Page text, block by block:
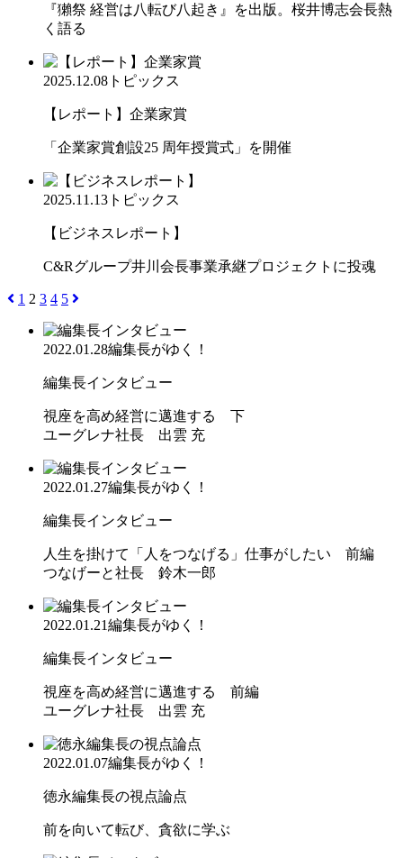
『獺祭 経営は八転び八起き』を出版。桜井博志会長熱
く語る
2025.12.08 トピックス
【レポート】企業家賞
「企業家賞創設25 周年授賞式」を開催
2025.11.13 トピックス
【ビジネスレポート】
C&Rグループ井川会長事業承継プロジェクトに投魂
1 2 3 4 5
2022.01.28編集長がゆく！
編集長インタビュー
視座を高め経営に邁進する 下
ユーグレナ社長 出雲 充
2022.01.27編集長がゆく！
編集長インタビュー
人生を掛けて「人をつなげる」仕事がしたい 前編
つなげーと社長 鈴木一郎
2022.01.21編集長がゆく！
編集長インタビュー
視座を高め経営に邁進する 前編
ユーグレナ社長 出雲 充
2022.01.07編集長がゆく！
徳永編集長の視点論点
前を向いて転び、貪欲に学ぶ